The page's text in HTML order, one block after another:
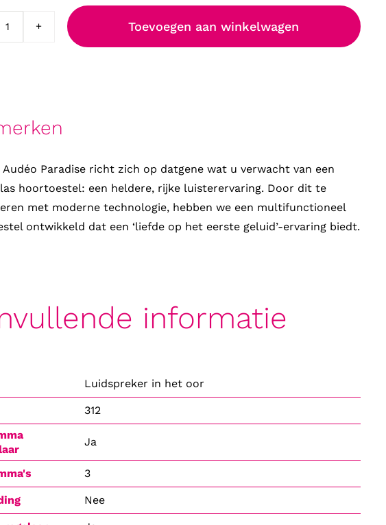
Phonak
oplaadbaar
aantal
Toevoegen aan winkelwagen
Audéo Paradise richt zich op datgene wat u verwacht van een
hoortoestel: een heldere, rijke luisterervaring. Door dit te
met moderne technologie, hebben we een multifunctioneel
ontwikkeld dat een ‘liefde op het eerste geluid’-ervaring biedt.
informatie
Luidspreker in het oor
312
Ja
3
Nee